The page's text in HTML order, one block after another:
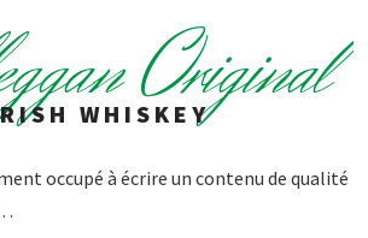
Original
WHISKEY
occupé à écrire un contenu de qualité